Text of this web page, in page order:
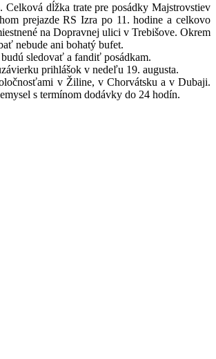
dĺžka trate pre posádky Majstrovstiev
prejazde RS Izra po 11. hodine a celkovo
na Dopravnej ulici v Trebišove. Okrem
nebude ani bohatý bufet.
sledovať a fandiť posádkam.
prihlášok v nedeľu 19. augusta.
v Žiline, v Chorvátsku a v Dubaji.
s termínom dodávky do 24 hodín.